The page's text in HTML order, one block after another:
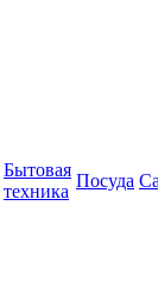
Бытовая
техника
Посуда